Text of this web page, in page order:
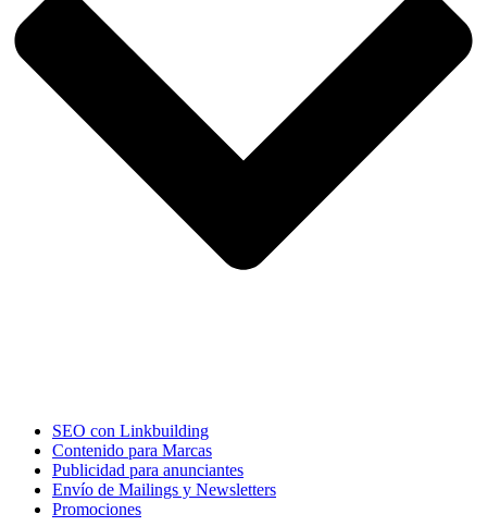
SEO con Linkbuilding
Contenido para Marcas
Publicidad para anunciantes
Envío de Mailings y Newsletters
Promociones